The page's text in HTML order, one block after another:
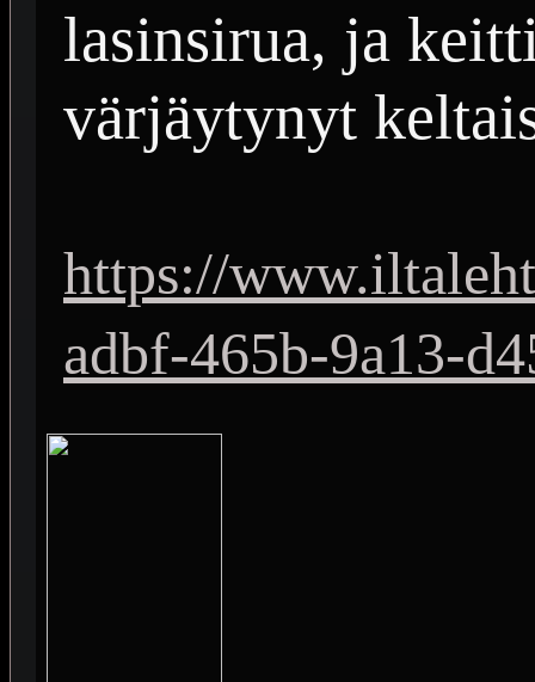
lasinsirua, ja
värjäytynyt
https://
adbf-465b-9a13-